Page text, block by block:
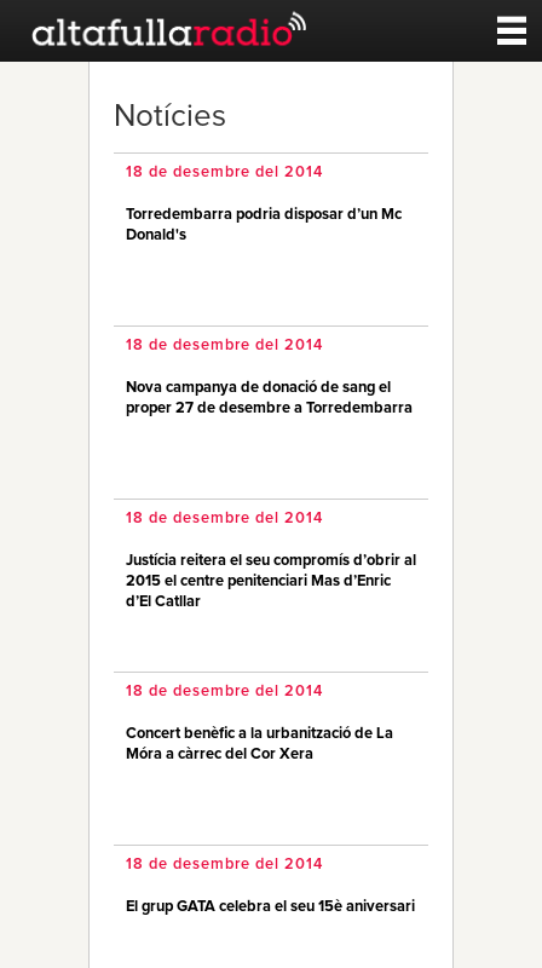
Qui Som
Notícies
18 de desembre del 2014
Torredembarra podria disposar d’un Mc
Donald's
18 de desembre del 2014
Nova campanya de donació de sang el
proper 27 de desembre a Torredembarra
18 de desembre del 2014
Justícia reitera el seu compromís d’obrir al
2015 el centre penitenciari Mas d’Enric
d’El Catllar
18 de desembre del 2014
Concert benèfic a la urbanització de La
Móra a càrrec del Cor Xera
18 de desembre del 2014
El grup GATA celebra el seu 15è aniversari